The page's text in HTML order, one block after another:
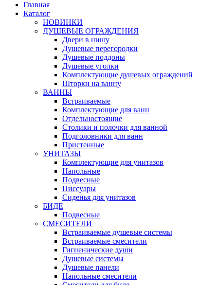
Главная
Каталог
НОВИНКИ
ДУШЕВЫЕ ОГРАЖДЕНИЯ
Двери в нишу
Душевые перегородки
Душевые поддоны
Душевые уголки
Комплектующие душевых ограждений
Шторки на ванну
ВАННЫ
Встраиваемые
Комплектующие для ванн
Отдельностоящие
Столики и полочки для ванной
Подголовники для ванн
Пристенные
УНИТАЗЫ
Комплектующие для унитазов
Напольные
Подвесные
Писсуары
Сиденья для унитазов
БИДЕ
Подвесные
СМЕСИТЕЛИ
Встраиваемые душевые системы
Встраиваемые смесители
Гигиенические души
Душевые системы
Душевые панели
Напольные смесители